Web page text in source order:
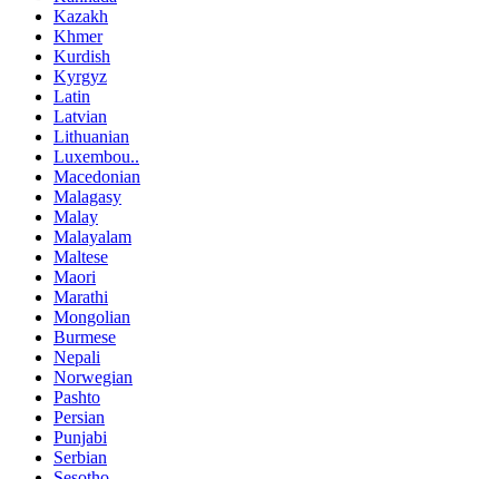
Kazakh
Khmer
Kurdish
Kyrgyz
Latin
Latvian
Lithuanian
Luxembou..
Macedonian
Malagasy
Malay
Malayalam
Maltese
Maori
Marathi
Mongolian
Burmese
Nepali
Norwegian
Pashto
Persian
Punjabi
Serbian